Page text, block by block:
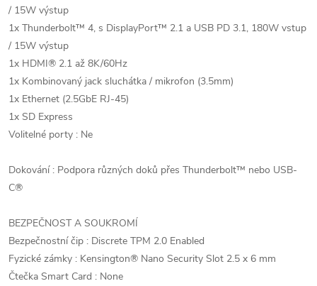
/ 15W výstup
1x Thunderbolt™ 4, s DisplayPort™ 2.1 a USB PD 3.1, 180W vstup
/ 15W výstup
1x HDMI® 2.1 až 8K/60Hz
1x Kombinovaný jack sluchátka / mikrofon (3.5mm)
1x Ethernet (2.5GbE RJ-45)
1x SD Express
Volitelné porty : Ne
Dokování : Podpora různých doků přes Thunderbolt™ nebo USB-
C®
BEZPEČNOST A SOUKROMÍ
Bezpečnostní čip : Discrete TPM 2.0 Enabled
Fyzické zámky : Kensington® Nano Security Slot 2.5 x 6 mm
Čtečka Smart Card : None